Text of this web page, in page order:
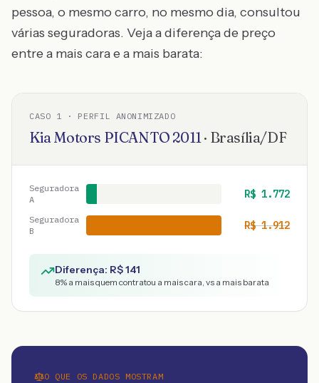
pessoa, o mesmo carro, no mesmo dia, consultou
várias seguradoras. Veja a diferença de preço
entre a mais cara e a mais barata:
CASO 1 · PERFIL ANONIMIZADO
Kia Motors PICANTO 2011· Brasília/DF
Seguradora
A
R$ 1.772
Seguradora
B
R$1.912
Diferença: R$141
8% a mais quem contratou a mais cara, vs a mais barata
O QUE OS DADOS MOSTRAM